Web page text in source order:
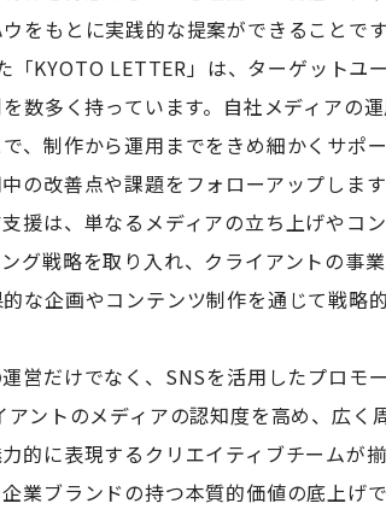
をもとに実践的な提案ができることです
「KYOTO LETTER」は、ターゲットユ
数多く持っています。自社メディアの
、制作から運用までをきめ細かくサポー
の改善点や課題をフォローアップします
援は、単なるメディアの立ち上げやコ
グ戦略を取り入れ、クライアントの事
な企画やコンテンツ制作を通じて戦略
営だけでなく、SNSを活用したプロモ
ントのメディアの認知度を高め、広く
的に表現するクリエイティブチームが
業ブランドの持つ本質的価値の底上げで